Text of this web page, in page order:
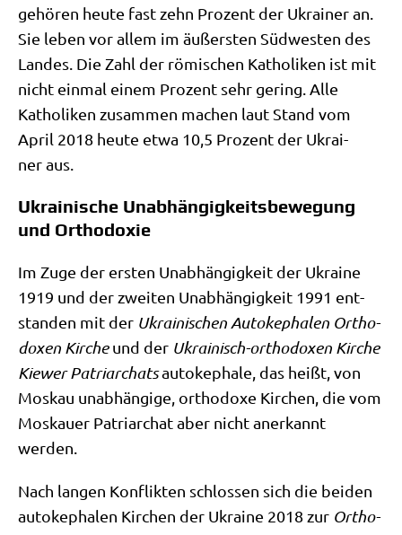
gehö­ren heu­te fast zehn Pro­zent der Ukrai­ner an.
Sie leben vor allem im äußer­sten Süd­we­sten des
Lan­des. Die Zahl der römi­schen Katho­li­ken ist mit
nicht ein­mal einem Pro­zent sehr gering. Alle
Katho­li­ken zusam­men machen laut Stand vom
April 2018 heu­te etwa 10,5 Pro­zent der Ukrai­
ner aus.
Ukrainische Unabhängigkeitsbewegung
und Orthodoxie
Im Zuge der ersten Unab­hän­gig­keit der Ukrai­ne
1919 und der zwei­ten Unab­hän­gig­keit 1991 ent­
stan­den mit der Ukrai­ni­schen Auto­ke­pha­len Ortho­
do­xen Kir­cheund der Ukrai­nisch-ortho­do­xen Kir­che
Kie­wer Patri­ar­chatsauto­ke­pha­le, das heißt, von
Mos­kau unab­hän­gi­ge, ortho­do­xe Kir­chen, die vom
Mos­kau­er Patri­ar­chat aber nicht aner­kannt
werden.
Nach lan­gen Kon­flik­ten schlos­sen sich die bei­den
auto­ke­pha­len Kir­chen der Ukrai­ne 2018 zur Ortho­